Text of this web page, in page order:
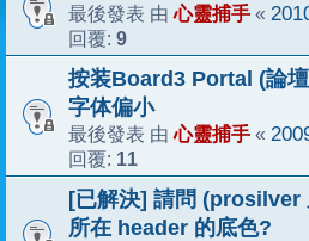
最後發表 由心靈捕手 «
回覆: 9
按装Board3 Portal (論
字体偏小
最後發表 由心靈捕手 «
回覆: 11
[已解決] 請問 (prosilver
所在 header 的底色?